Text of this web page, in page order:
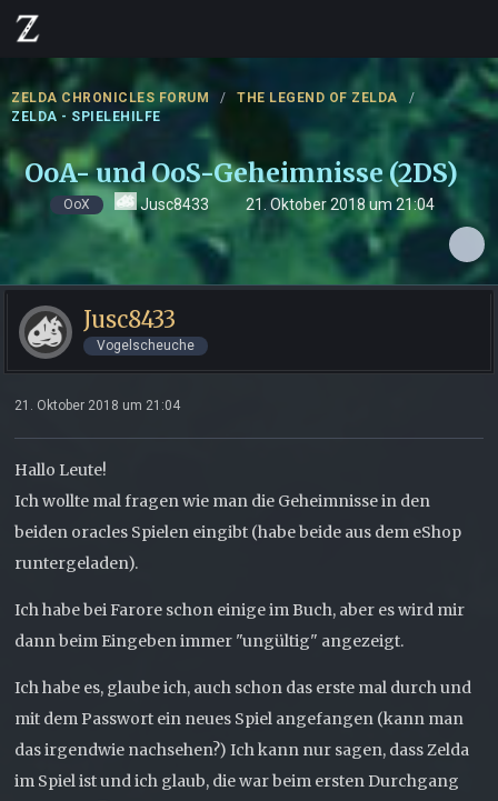
ZELDA CHRONICLES FORUM
THE LEGEND OF ZELDA
ZELDA - SPIELEHILFE
OoA- und OoS-Geheimnisse (2DS)
OoX Jusc8433 21. Oktober 2018 um 21:04
Jusc8433
Vogelscheuche
21. Oktober 2018 um 21:04
Hallo Leute!
Ich wollte mal fragen wie man die Geheimnisse in den
beiden oracles Spielen eingibt (habe beide aus dem eShop
runtergeladen).
Ich habe bei Farore schon einige im Buch, aber es wird mir
dann beim Eingeben immer "ungültig" angezeigt.
Ich habe es, glaube ich, auch schon das erste mal durch und
mit dem Passwort ein neues Spiel angefangen (kann man
das irgendwie nachsehen?) Ich kann nur sagen, dass Zelda
im Spiel ist und ich glaub, die war beim ersten Durchgang